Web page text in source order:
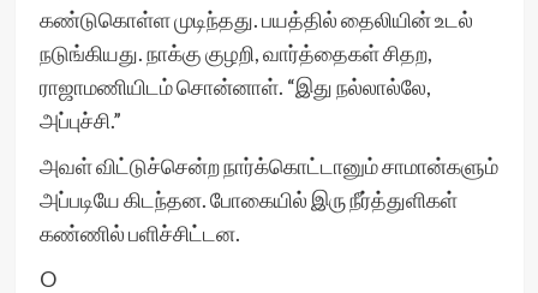
கண்டுகொள்ள முடிந்தது. பயத்தில் தைலியின் உடல்
நடுங்கியது. நாக்கு குழறி, வார்த்தைகள் சிதற,
ராஜாமணியிடம் சொன்னாள். “இது நல்லால்லே,
அப்புச்சி.”
அவள் விட்டுச்சென்ற நார்க்கொட்டானும் சாமான்களும்
அப்படியே கிடந்தன. போகையில் இரு நீர்த்துளிகள்
கண்ணில் பளிச்சிட்டன.
O